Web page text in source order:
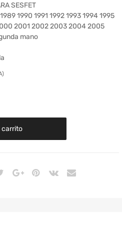
SESFET
1990 1991 1992 1993 1994 1995
2001 2002 2003 2004 2005
mano
carrito